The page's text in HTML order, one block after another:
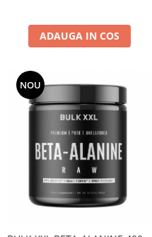
ADAUGA IN COS
NOU